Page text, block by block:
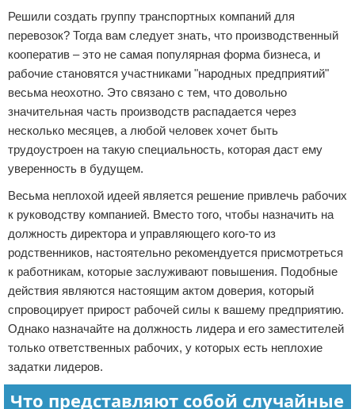
Решили создать группу транспортных компаний для
перевозок? Тогда вам следует знать, что производственный
кооператив – это не самая популярная форма бизнеса, и
рабочие становятся участниками "народных предприятий"
весьма неохотно. Это связано с тем, что довольно
значительная часть производств распадается через
несколько месяцев, а любой человек хочет быть
трудоустроен на такую специальность, которая даст ему
уверенность в будущем.
Весьма неплохой идеей является решение привлечь рабочих
к руководству компанией. Вместо того, чтобы назначить на
должность директора и управляющего кого-то из
родственников, настоятельно рекомендуется присмотреться
к работникам, которые заслуживают повышения. Подобные
действия являются настоящим актом доверия, который
спровоцирует прирост рабочей силы к вашему предприятию.
Однако назначайте на должность лидера и его заместителей
только ответственных рабочих, у которых есть неплохие
задатки лидеров.
Что представляют собой случайные